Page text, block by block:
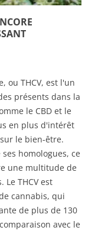
ou THCV, est l'un
présents dans la
le CBD et le
en plus d'intérêt
le bien-être.
homologues, ce
une multitude de
THCV est
cannabis, qui
de plus de 130
avec le